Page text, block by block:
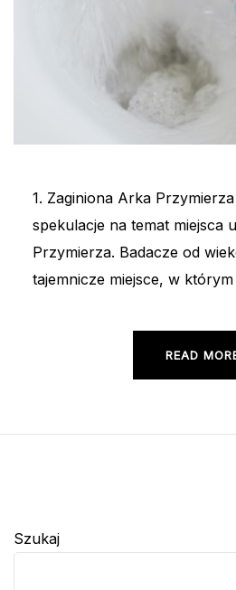
1. Zaginiona Arka
spekulacje na temat miejsca
Przymierza. Badacze od
tajemnicze miejsce, w
READ
Szukaj